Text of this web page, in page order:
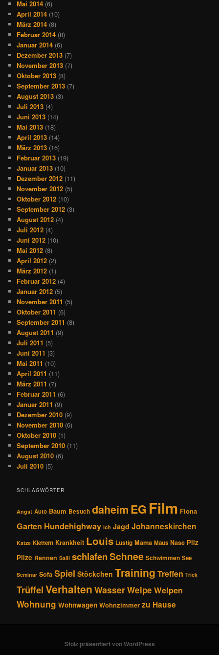
Mai 2014 (6)
April 2014 (10)
März 2014 (8)
Februar 2014 (8)
Januar 2014 (6)
Dezember 2013 (7)
November 2013 (7)
Oktober 2013 (8)
September 2013 (7)
August 2013 (3)
Juli 2013 (4)
Juni 2013 (14)
Mai 2013 (18)
April 2013 (14)
März 2013 (16)
Februar 2013 (19)
Januar 2013 (10)
Dezember 2012 (11)
November 2012 (5)
Oktober 2012 (10)
September 2012 (3)
August 2012 (4)
Juli 2012 (4)
Juni 2012 (10)
Mai 2012 (8)
April 2012 (2)
März 2012 (1)
Februar 2012 (4)
Januar 2012 (5)
November 2011 (5)
Oktober 2011 (6)
September 2011 (8)
August 2011 (9)
Juli 2011 (5)
Juni 2011 (3)
Mai 2011 (10)
April 2011 (11)
März 2011 (7)
Februar 2011 (6)
Januar 2011 (9)
Dezember 2010 (9)
November 2010 (6)
Oktober 2010 (1)
September 2010 (11)
August 2010 (6)
Juli 2010 (5)
SCHLAGWÖRTER
Angst Auto Baum Besuch daheimEG Film Fiona
Garten Hundehighway ich Jagd Johanneskirchen
Katze Klettern Krankheit Louis Lustig Mama Maus Nase Pilz
Pilze Rennen Salli schlafenSchnee Schwimmen See
Seminar Sofa Spiel Stöckchen Training Treffen Trick
TrüffelVerhalten WasserWelpe Welpen
Wohnung Wohnwagen Wohnzimmer zu Hause
Stolz präsentiert von WordPress